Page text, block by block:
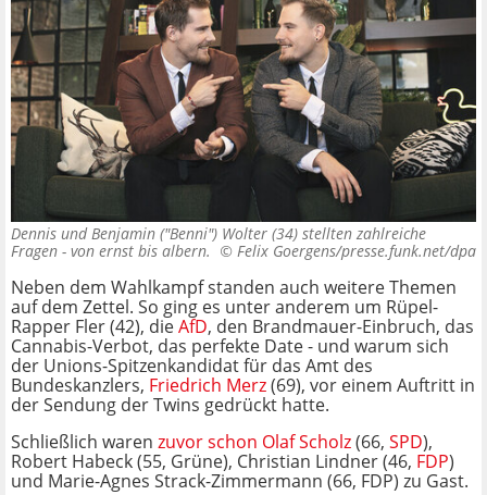
Dennis und Benjamin ("Benni") Wolter (34) stellten zahlreiche
Fragen - von ernst bis albern. © Felix Goergens/presse.funk.net/dpa
Neben dem Wahlkampf standen auch weitere Themen
auf dem Zettel. So ging es unter anderem um Rüpel-
Rapper Fler (42), dieAfD, den Brandmauer-Einbruch, das
Cannabis-Verbot, das perfekte Date - und warum sich
der Unions-Spitzenkandidat für das Amt des
Bundeskanzlers, Friedrich Merz(69), vor einem Auftritt in
der Sendung der Twins gedrückt hatte.
Schließlich waren zuvor schon Olaf Scholz(66, SPD),
Robert Habeck (55, Grüne), Christian Lindner (46, FDP)
und Marie-Agnes Strack-Zimmermann (66, FDP) zu Gast.